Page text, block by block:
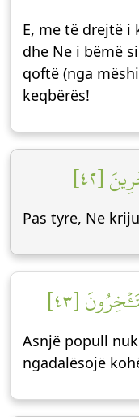
E, me të drejtë i
dhe Ne i bëmë
qoftë (nga
keqbërës!
[٤٢]
Pas tyre, Ne
[٤٣]
Asnjë popull
ngadalësojë